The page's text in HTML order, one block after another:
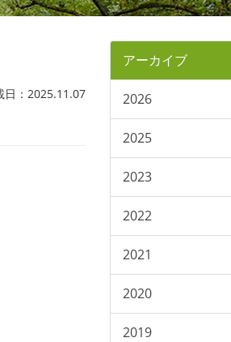
日：2025.11.07
アーカイブ
2026
2025
2023
2022
2021
2020
2019